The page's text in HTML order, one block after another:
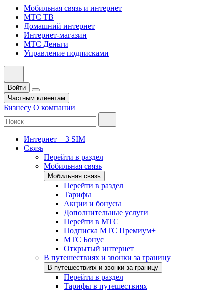
Мобильная связь и интернет
МТС ТВ
Домашний интернет
Интернет-магазин
МТС Деньги
Управление подписками
Войти
Частным клиентам
Бизнесу О компании
Интернет + 3 SIM
Связь
Перейти в раздел
Мобильная связь
Мобильная связь
Перейти в раздел
Тарифы
Акции и бонусы
Дополнительные услуги
Перейти в МТС
Подписка МТС Премиум+
МТС Бонус
Открытый интернет
В путешествиях и звонки за границу
В путешествиях и звонки за границу
Перейти в раздел
Тарифы в путешествиях